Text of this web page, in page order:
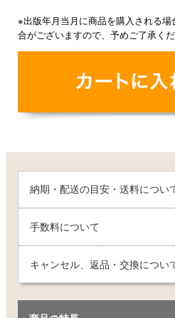
※出版年月当月に商品を購入される
合がございますので、予めご了承く
納期・配送の目安・送料につい
手数料について
キャンセル、返品・交換につい